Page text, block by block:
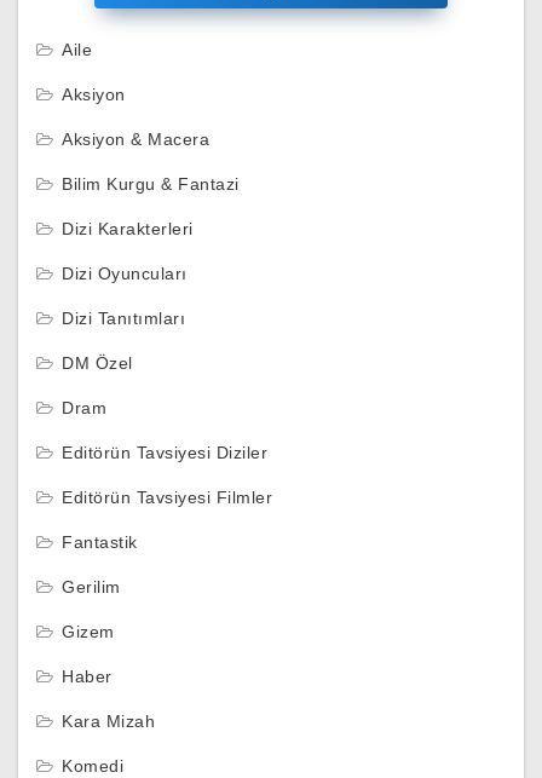
Aile
Aksiyon
Aksiyon & Macera
Bilim Kurgu & Fantazi
Dizi Karakterleri
Dizi Oyuncuları
Dizi Tanıtımları
DM Özel
Dram
Editörün Tavsiyesi Diziler
Editörün Tavsiyesi Filmler
Fantastik
Gerilim
Gizem
Haber
Kara Mizah
Komedi